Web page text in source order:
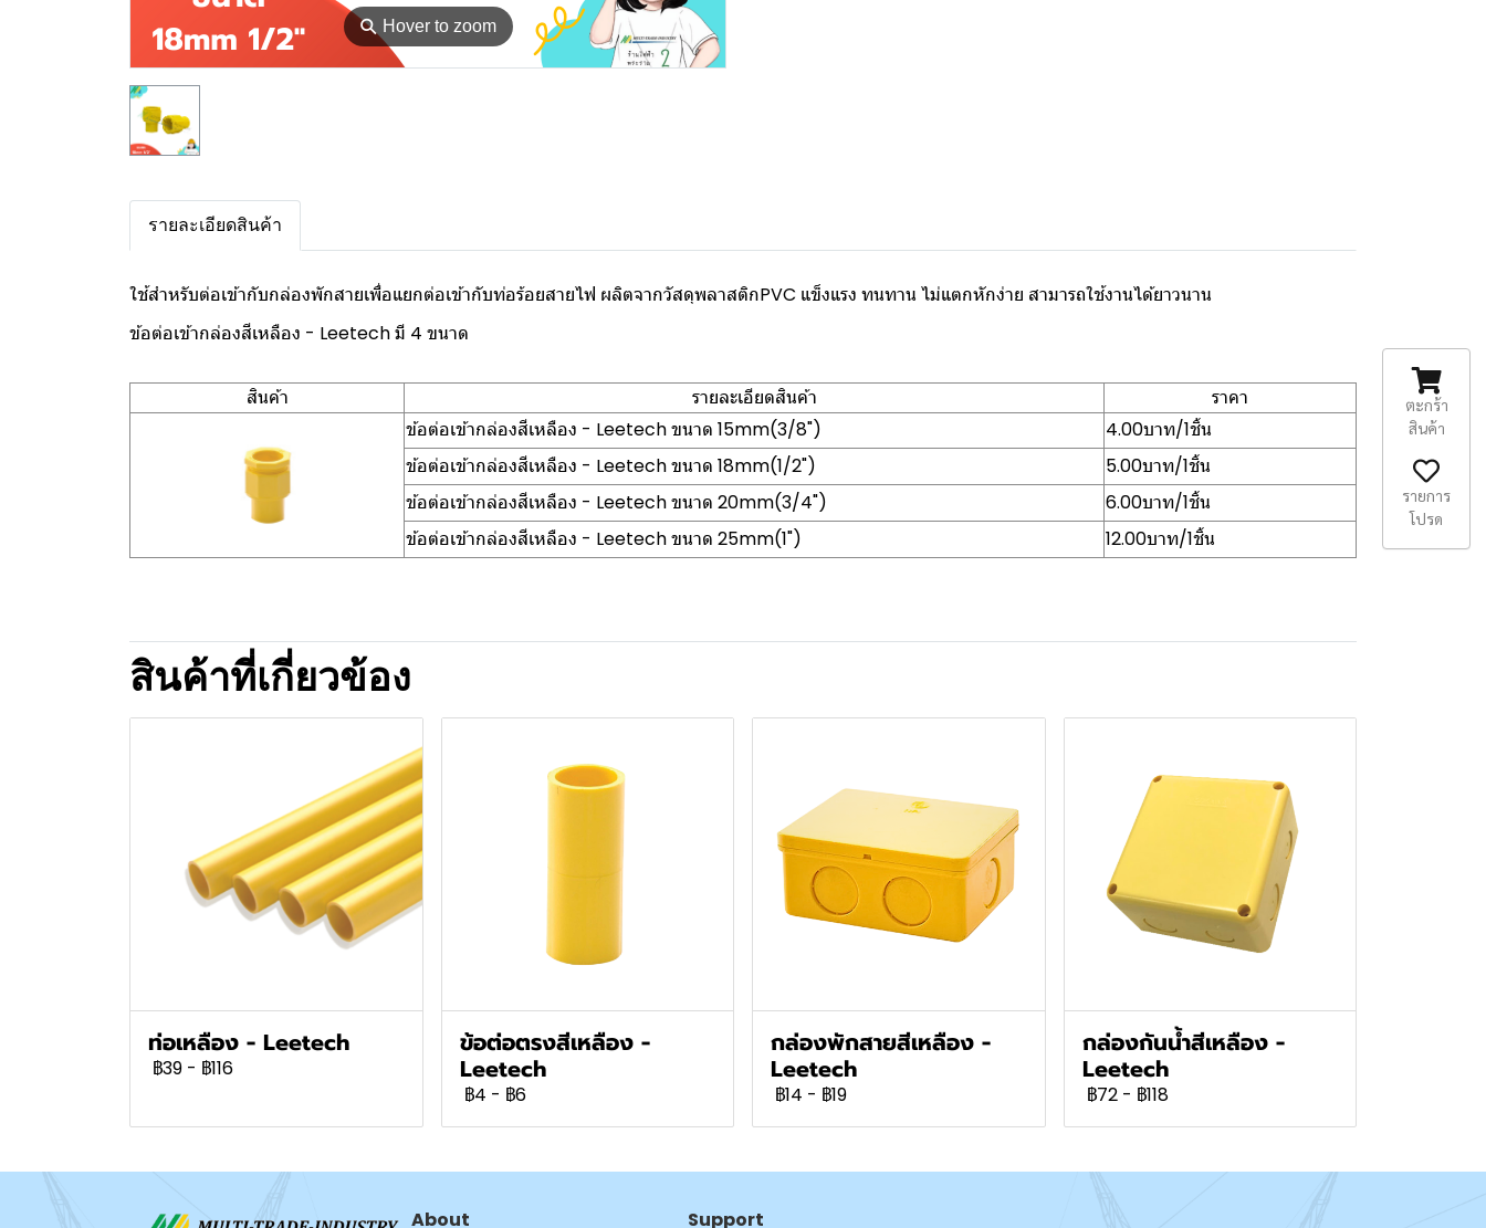
⚲ Hover to zoom
รายละเอียดสินค้า
ใช้สำหรับต่อเข้ากับกล่องพักสายเพื่อแยกต่อเข้ากับท่อร้อยสายไฟ ผลิตจากวัสดุพลาสติกPVC แข็งแรง ทนทาน ไม่แตกหักง่าย สามารถใช้งานได้ยาวนาน
ข้อต่อเข้ากล่องสีเหลือง - Leetech มี 4 ขนาด
สินค้า รายละเอียดสินค้า
ราคา
ข้อต่อเข้ากล่องสีเหลือง - Leetech ขนาด 15mm(3/8")
4.00บาท/1ชิ้น
ข้อต่อเข้ากล่องสีเหลือง - Leetech ขนาด 18mm(1/2")
5.00บาท/1ชิ้น
ข้อต่อเข้ากล่องสีเหลือง - Leetech ขนาด 20mm(3/4")
6.00บาท/1ชิ้น
ข้อต่อเข้ากล่องสีเหลือง - Leetech ขนาด 25mm(1")
12.00บาท/1ชิ้น
สินค้าที่เกี่ยวข้อง
ท่อเหลือง - Leetech
฿39 - ฿116
ข้อต่อตรงสีเหลือง -
Leetech
฿4 - ฿6
กล่องพักสายสีเหลือง -
Leetech
฿14 - ฿19
กล่องกันน้ำสีเหลือง -
Leetech
฿72 - ฿118
About Support
ตะกร้า
สินค้า
รายการ
โปรด